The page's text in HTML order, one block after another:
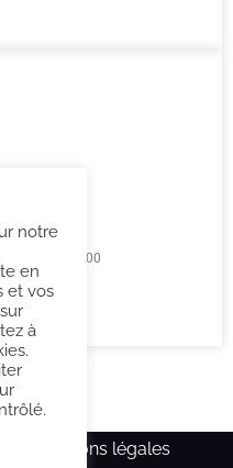
/ 14h00 - 18h00
– Mentions légales
notre
en
et vos
à